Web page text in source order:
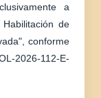
a
de
conforme
2026-112-E-